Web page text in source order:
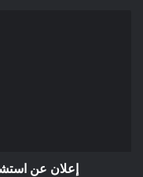
إعلان عن استشارة 2023/08 بلدية